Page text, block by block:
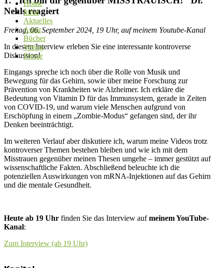
Home
Infos
Aktuelles
Autor
Bücher
Verlag
Presse
Nehls reagiert
Freitag, 06. September 2024, 19 Uhr, auf meinem Youtube-Kanal
In diesem Interview erleben Sie eine interessante kontroverse
Diskussion!
Eingangs spreche ich noch über die Rolle von Musik und
Bewegung für das Gehirn, sowie über meine Forschung zur
Prävention von Krankheiten wie Alzheimer. Ich erkläre die
Bedeutung von Vitamin D für das Immunsystem, gerade in Zeiten
von COVID-19, und warum viele Menschen aufgrund von
Erschöpfung in einem „Zombie-Modus“ gefangen sind, der ihr
Denken beeinträchtigt.
Im weiteren Verlauf aber diskutiere ich, warum meine Videos trotz
kontroverser Themen bestehen bleiben und wie ich mit dem
Misstrauen gegenüber meinen Thesen umgehe – immer gestützt auf
wissenschaftliche Fakten. Abschließend beleuchte ich die
potenziellen Auswirkungen von mRNA-Injektionen auf das Gehirn
und die mentale Gesundheit.
Heute ab 19 Uhr finden Sie das Interview aufmeinem YouTube-
Kanal:
Zum Interview (ab 19 Uhr)